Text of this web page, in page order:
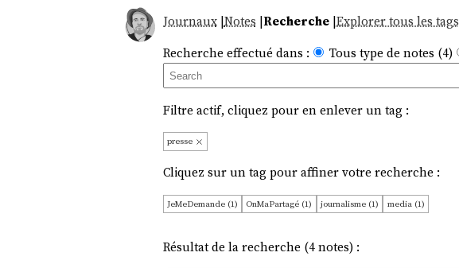
Journaux|Notes |Recherche|Explorer tous les tags
Recherche effectué dans :
Tous type de notes (4)
Filtre actif, cliquez pour en enlever un tag :
presse
Cliquez sur un tag pour affiner votre recherche :
JeMeDemande (1) OnMaPartagé (1) journalisme (1) media (1)
Résultat de la recherche (4 notes) :